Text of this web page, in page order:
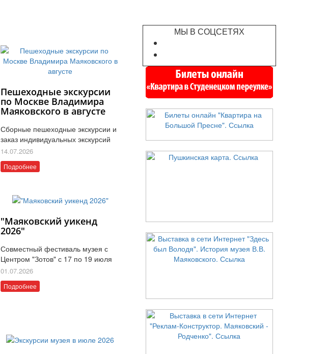
Пешеходные экскурсии
по Москве Владимира
Маяковского в августе
Сборные пешеходные экскурсии и
заказ индивидуальных экскурсий
14.07.2026
Подробнее
"Маяковский уикенд
2026"
Совместный фестиваль музея с
Центром "Зотов" с 17 по 19 июля
01.07.2026
Подробнее
МЫ В СОЦСЕТЯХ